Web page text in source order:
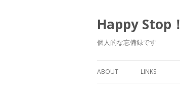
Happy Stop！
個人的な忘備録です
ABOUT LINKS